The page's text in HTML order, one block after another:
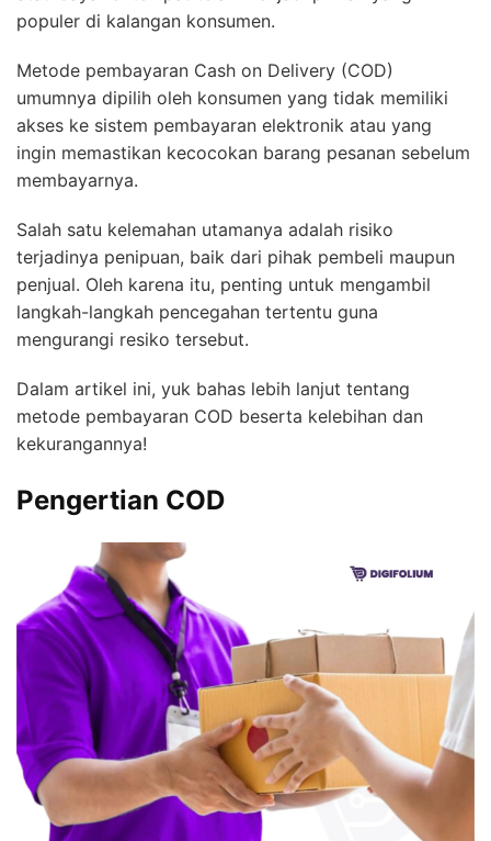
populer di kalangan konsumen.
Metode pembayaran Cash on Delivery (COD)
umumnya dipilih oleh konsumen yang tidak memiliki
akses ke sistem pembayaran elektronik atau yang
ingin memastikan kecocokan barang pesanan sebelum
membayarnya.
Salah satu kelemahan utamanya adalah risiko
terjadinya penipuan, baik dari pihak pembeli maupun
penjual. Oleh karena itu, penting untuk mengambil
langkah-langkah pencegahan tertentu guna
mengurangi resiko tersebut.
Dalam artikel ini, yuk bahas lebih lanjut tentang
metode pembayaran COD beserta kelebihan dan
kekurangannya!
Pengertian COD